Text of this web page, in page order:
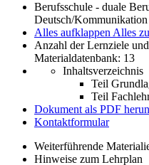
Berufsschule - duale
Deutsch/
Alles aufklappen Alles
Anzahl der Lernziele
Materialdatenbank: 13
Inhaltsverzeichnis
Teil
Teil
Dokument als PDF
Kontaktformular
Weiterführende
Hinweise zum Lehrplan